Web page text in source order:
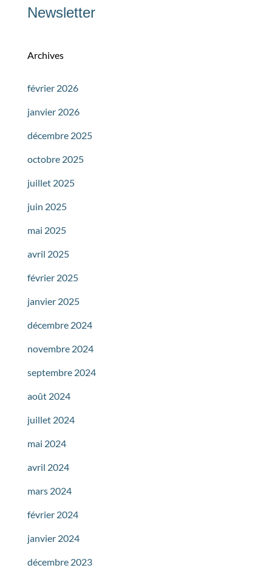
Newsletter
Archives
février 2026
janvier 2026
décembre 2025
octobre 2025
juillet 2025
juin 2025
mai 2025
avril 2025
février 2025
janvier 2025
décembre 2024
novembre 2024
septembre 2024
août 2024
juillet 2024
mai 2024
avril 2024
mars 2024
février 2024
janvier 2024
décembre 2023